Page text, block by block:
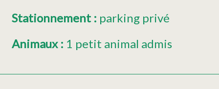
Stationnement : parking privé
Animaux : 1 petit animal admis